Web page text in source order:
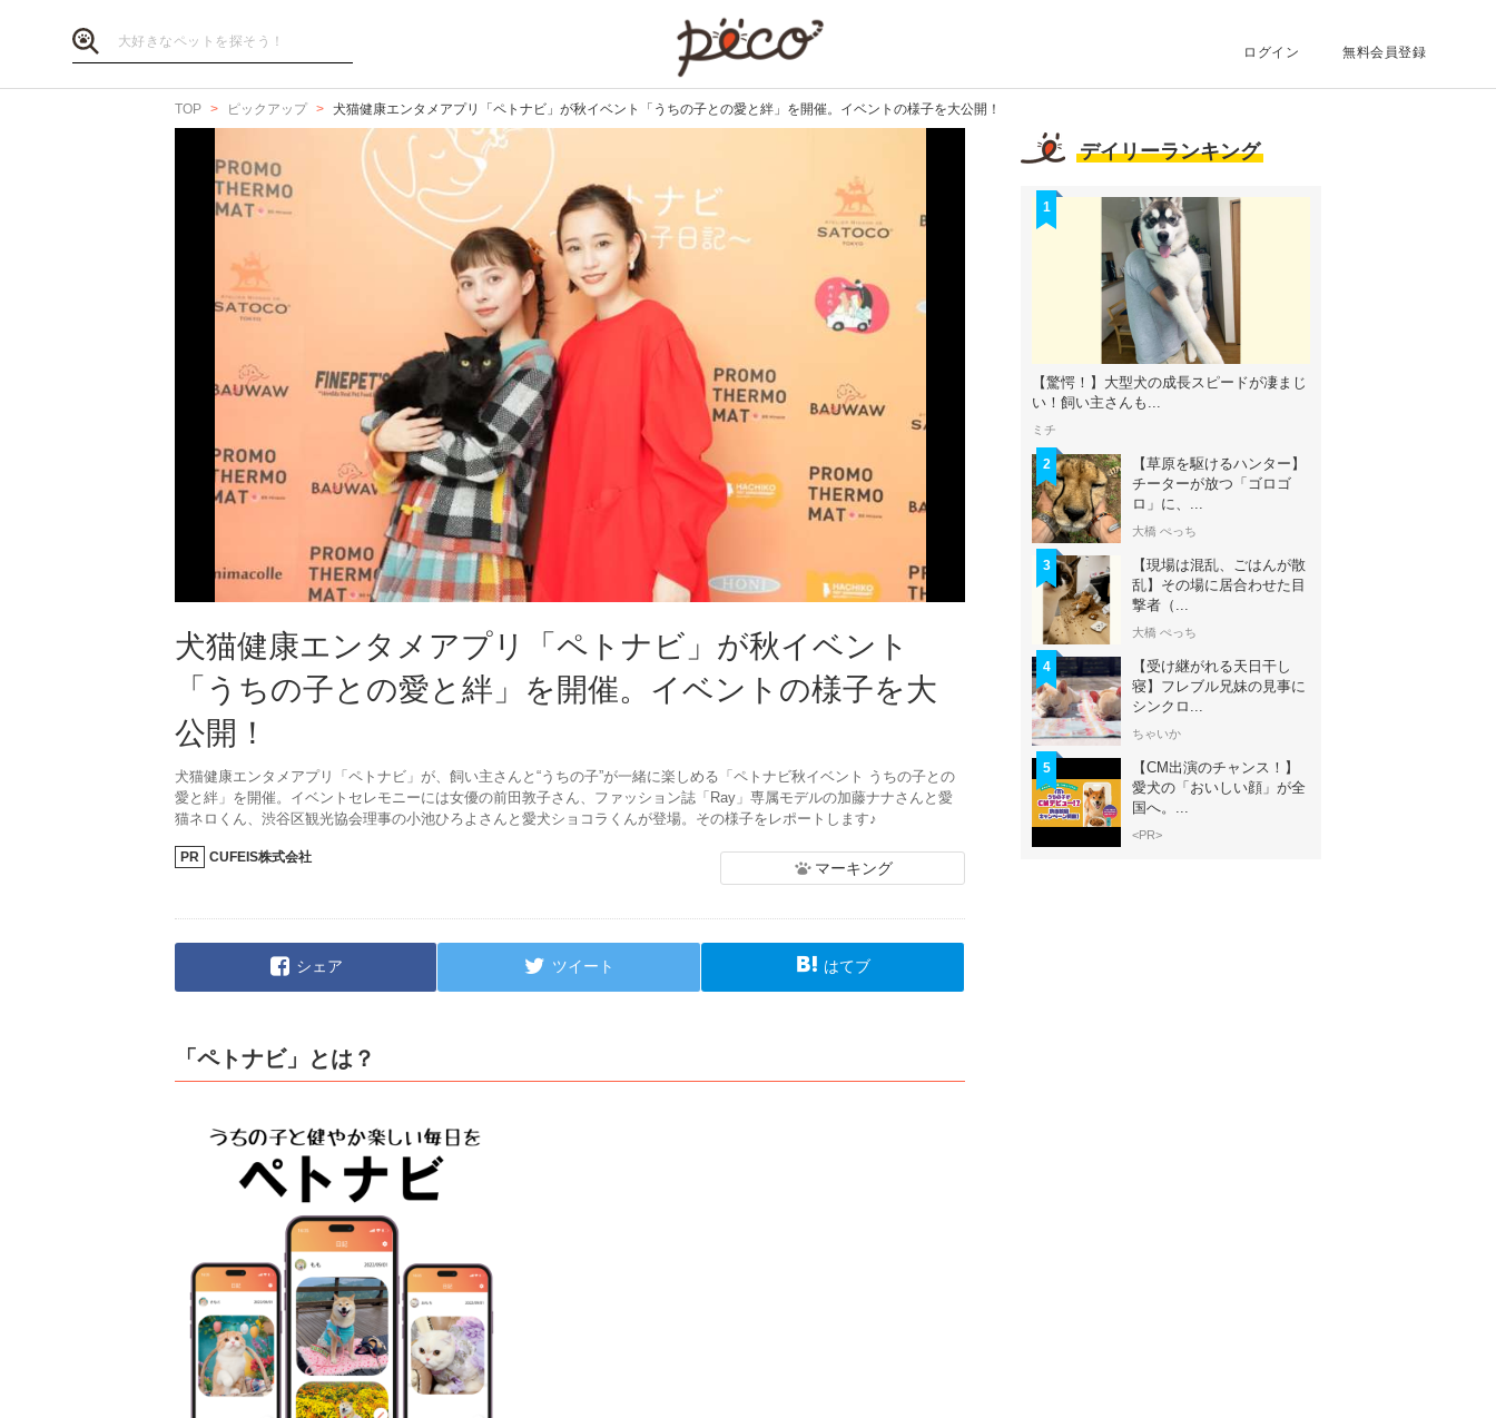
ログイン 無料会員登録
TOP ピックアップ 犬猫健康エンタメアプリ「ペトナビ」が秋イベント「うちの子との愛と絆」を開催。イベントの様子を大公開！
犬猫健康エンタメアプリ「ペトナビ」が秋イベント
「うちの子との愛と絆」を開催。イベントの様子を大
公開！
犬猫健康エンタメアプリ「ペトナビ」が、飼い主さんと“うちの子”が一緒に楽しめる「ペトナビ秋イベント うちの子との
愛と絆」を開催。イベントセレモニーには女優の前田敦子さん、ファッション誌「Ray」専属モデルの加藤ナナさんと愛
猫ネロくん、渋谷区観光協会理事の小池ひろよさんと愛犬ショコラくんが登場。その様子をレポートします♪
PR CUFEIS株式会社
マーキング
シェア ツイート はてブ
「ペトナビ」とは？
デイリーランキング
1
【驚愕！】大型犬の成長スピードが凄まじ
い！飼い主さんも...
ミチ
2
【草原を駆けるハンター】
チーターが放つ「ゴロゴ
ロ」に、...
大橋 ぺっち
3
【現場は混乱、ごはんが散
乱】その場に居合わせた目
撃者（...
大橋 ぺっち
4
【受け継がれる天日干し
寝】フレブル兄妹の見事に
シンクロ...
ちゃいか
5
【CM出演のチャンス！】
愛犬の「おいしい顔」が全
国へ。...
<PR>